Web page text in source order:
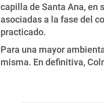
capilla de Santa Ana, en
asociadas a la fase del
practicado.
Para una mayor
misma. En definitiva,